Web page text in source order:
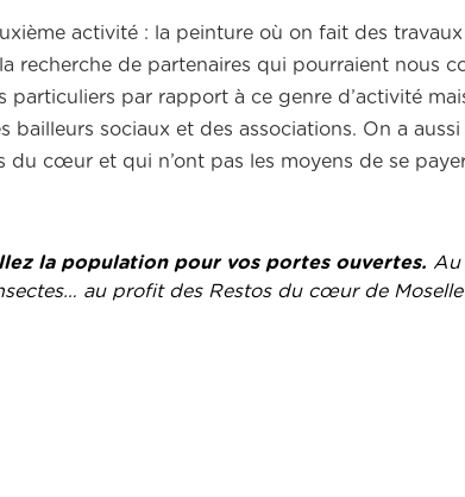
activité : la peinture où on fait des
recherche de partenaires qui pourraient nous
particuliers par rapport à ce genre d’activité
bailleurs sociaux et des associations. On a
du cœur et qui n’ont pas les moyens de se
la population pour vos portes ouvertes. Au
au profit des Restos du cœur de